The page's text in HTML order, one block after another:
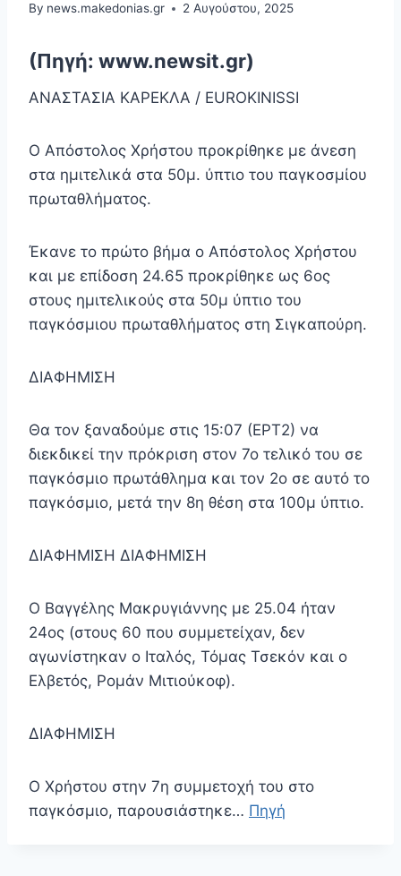
By news.makedonias.gr 2 Αυγούστου, 2025
(Πηγή: www.newsit.gr)
ΑΝΑΣΤΑΣΙΑ ΚΑΡΕΚΛΑ / EUROKINISSI
Ο Απόστολος Χρήστου προκρίθηκε με άνεση
στα ημιτελικά στα 50μ. ύπτιο του παγκοσμίου
πρωταθλήματος.
Έκανε το πρώτο βήμα ο Απόστολος Χρήστου
και με επίδοση 24.65 προκρίθηκε ως 6ος
στους ημιτελικούς στα 50μ ύπτιο του
παγκόσμιου πρωταθλήματος στη Σιγκαπούρη.
ΔΙΑΦΗΜΙΣΗ
Θα τον ξαναδούμε στις 15:07 (ΕΡΤ2) να
διεκδικεί την πρόκριση στον 7ο τελικό του σε
παγκόσμιο πρωτάθλημα και τον 2ο σε αυτό το
παγκόσμιο, μετά την 8η θέση στα 100μ ύπτιο.
ΔΙΑΦΗΜΙΣΗ ΔΙΑΦΗΜΙΣΗ
Ο Βαγγέλης Μακρυγιάννης με 25.04 ήταν
24ος (στους 60 που συμμετείχαν, δεν
αγωνίστηκαν ο Ιταλός, Τόμας Τσεκόν και ο
Ελβετός, Ρομάν Μιτιούκοφ).
ΔΙΑΦΗΜΙΣΗ
Ο Χρήστου στην 7η συμμετοχή του στο
παγκόσμιο, παρουσιάστηκε… Πηγή